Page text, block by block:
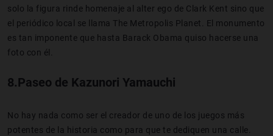
solo la figura rinde homenaje al alter ego de Clark Kent sino que
el periódico local se llama The Metropolis Planet. El monumento
es tan imponente que hasta Barack Obama quiso hacerse una
foto con él.
8.Paseo de Kazunori Yamauchi
No hay nada como ser el creador de uno de los juegos más
potentes de la historia como para que te dediquen una calle.